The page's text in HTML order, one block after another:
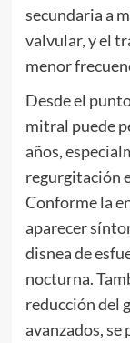
secundaria a
valvular, y el
menor
Desde el
mitral puede
años,
regurgitación
Conforme la
aparecer
disnea de
nocturna.
reducción del
avanzados,